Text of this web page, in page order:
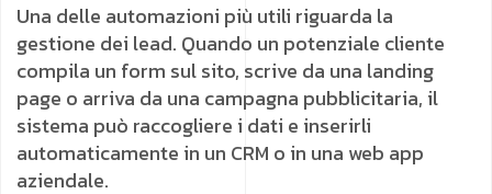
Una delle automazioni più utili riguarda la
gestione dei lead. Quando un potenziale cliente
compila un form sul sito, scrive da una landing
page o arriva da una campagna pubblicitaria, il
sistema può raccogliere i dati e inserirli
automaticamente in un CRM o in una web app
aziendale.